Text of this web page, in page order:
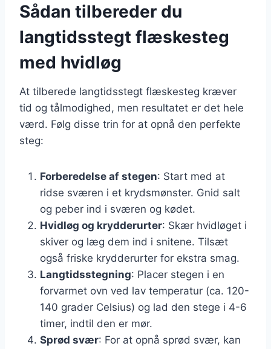
Sådan tilbereder du
langtidsstegt flæskesteg
med hvidløg
At tilberede langtidsstegt flæskesteg kræver
tid og tålmodighed, men resultatet er det hele
værd. Følg disse trin for at opnå den perfekte
steg:
Forberedelse af stegen: Start med at
ridse sværen i et krydsmønster. Gnid salt
og peber ind i sværen og kødet.
Hvidløg og krydderurter: Skær hvidløget i
skiver og læg dem ind i snitene. Tilsæt
også friske krydderurter for ekstra smag.
Langtidsstegning: Placer stegen i en
forvarmet ovn ved lav temperatur (ca. 120-
140 grader Celsius) og lad den stege i 4-6
timer, indtil den er mør.
Sprød svær: For at opnå sprød svær, kan